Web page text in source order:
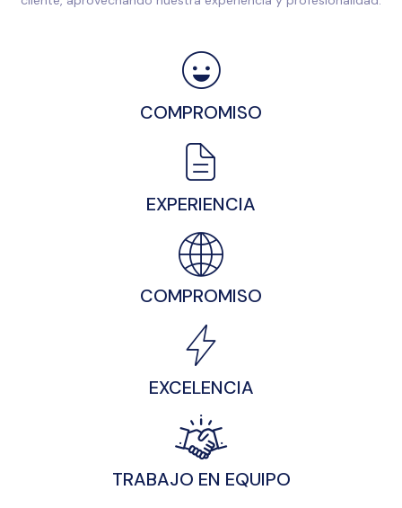
COMPROMISO
EXPERIENCIA
COMPROMISO
EXCELENCIA
TRABAJO EN EQUIPO